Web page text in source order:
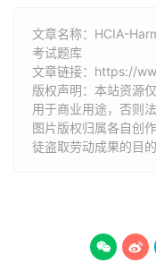
文章名称：HCIA-
考试题库
文章链接： https://
版权声明：本站资源
用于商业用途，否则
图片版权归属各自创
徒盗取劳动成果的目的
 